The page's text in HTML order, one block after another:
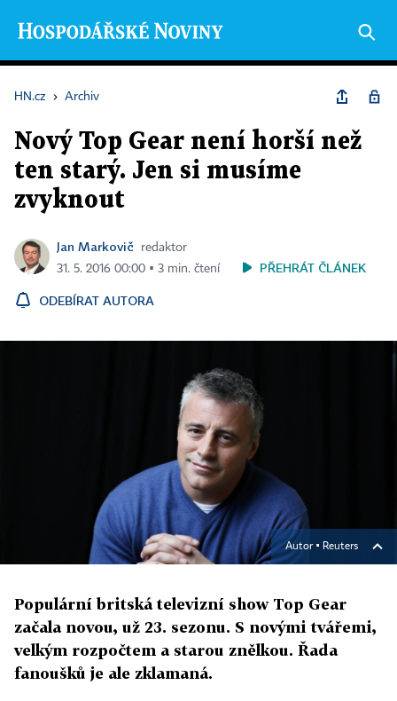
HN.cz › Archiv
Nový Top Gear není horší než
ten starý. Jen si musíme
zvyknout
Jan Markovič
redaktor
31. 5. 2016 00:00 ▪ 3 min. čtení
PŘEHRÁT ČLÁNEK
ODEBÍRAT AUTORA
Autor ▪ Reuters
Populární britská televizní show Top Gear
začala novou, už 23. sezonu. S novými tvářemi,
velkým rozpočtem a starou znělkou. Řada
fanoušků je ale zklamaná.